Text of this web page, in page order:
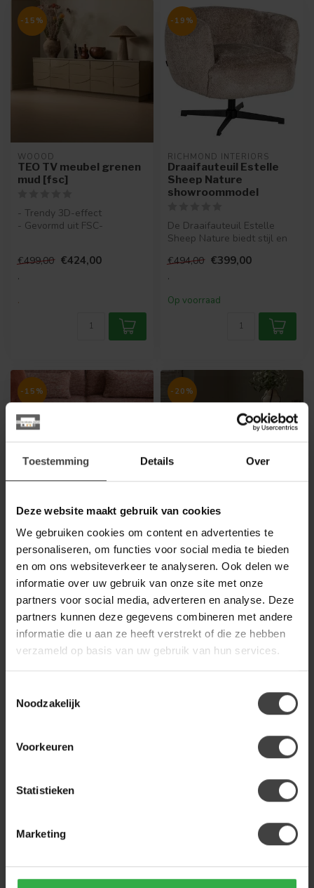
Toestemming Details Over
Deze website maakt gebruik van cookies
We gebruiken cookies om content en advertenties te
personaliseren, om functies voor social media te bieden
en om ons websiteverkeer te analyseren. Ook delen we
informatie over uw gebruik van onze site met onze
partners voor social media, adverteren en analyse. Deze
partners kunnen deze gegevens combineren met andere
informatie die u aan ze heeft verstrekt of die ze hebben
verzameld op basis van uw gebruik van hun services.
Noodzakelijk
Voorkeuren
Statistieken
Marketing
-15%
WOOOD
TEO TV meubel grenen
mud [fsc]
- Trendy 3D-effect
- Gevormd uit FSC-
€499,00 €424,00
.
.
-19%
RICHMOND INTERIORS
Draaifauteuil Estelle
Sheep Nature
showroommodel
De Draaifauteuil Estelle
Sheep Nature biedt stijl en
des...
€494,00 €399,00
.
Op voorraad
-15%
WOOOD
Nila bijzettafels hout
zand - set van 2
-Set van 2 bijzettafels
-Gemaakt van grenenhout
met essenhout fineer
-Praktisc...
€64,95 €54,95
.
-20%
WOOOD
Yossi eetkamerstoel
naturel met houten
poot naturel
- Moderne eetkamerstoel
- Bekleed met comfortabele
en slijtvast...
€169,00 €135,00
.
.